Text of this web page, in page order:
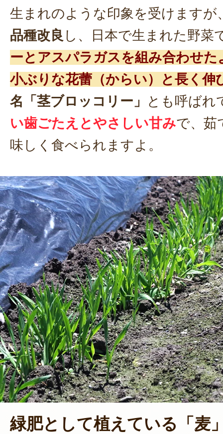
生まれのような印象を受けますが
品種改良 し、日本で生まれた野菜
ーとアスパラガスを組み合わせた
小ぶりな花蕾（からい）と長く伸
名「茎ブロッコリー」
とも呼ばれ
い歯ごたえとやさしい甘みで、茹
味しく食べられますよ。
緑肥として植えている「麦